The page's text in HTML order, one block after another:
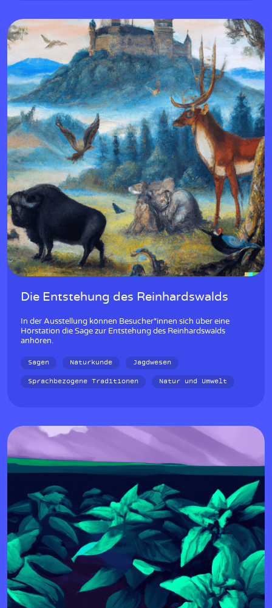
Die Entstehung des Reinhardswalds
In der Ausstellung können Besucher*innen sich über eine
Hörstation die Sage zur Entstehung des Reinhardswalds
anhören.
Sagen Naturkunde
Jagdwesen
Sprachbezogene Traditionen
Natur und Umwelt